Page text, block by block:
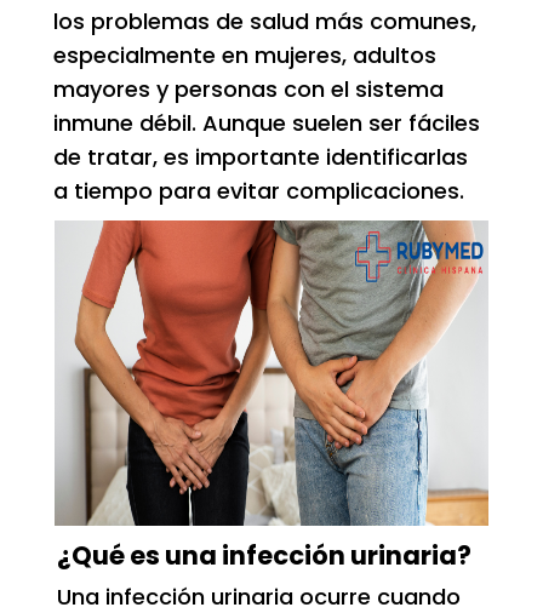
los problemas de salud más comunes,
especialmente en mujeres, adultos
mayores y personas con el sistema
inmune débil. Aunque suelen ser fáciles
de tratar, es importante identificarlas
a tiempo para evitar complicaciones.
¿Qué es una infección urinaria?
Una infección urinaria ocurre cuando